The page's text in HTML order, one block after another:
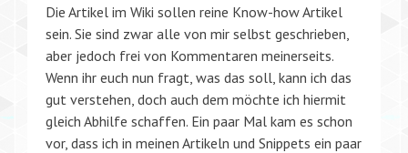
Die Artikel im Wiki sollen reine Know-how Artikel
sein. Sie sind zwar alle von mir selbst geschrieben,
aber jedoch frei von Kommentaren meinerseits.
Wenn ihr euch nun fragt, was das soll, kann ich das
gut verstehen, doch auch dem möchte ich hiermit
gleich Abhilfe schaffen. Ein paar Mal kam es schon
vor, dass ich in meinen Artikeln und Snippets ein paar